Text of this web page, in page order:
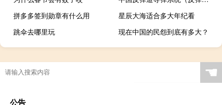
拼多多签到勋章有什么用
星辰大海适合多大年纪看
跳伞去哪里玩
现在中国的民怨到底有多大？
☚
公告